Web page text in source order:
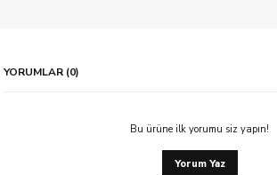
YORUMLAR (0)
Bu ürüne ilk yorumu siz yapın!
Yorum Yaz